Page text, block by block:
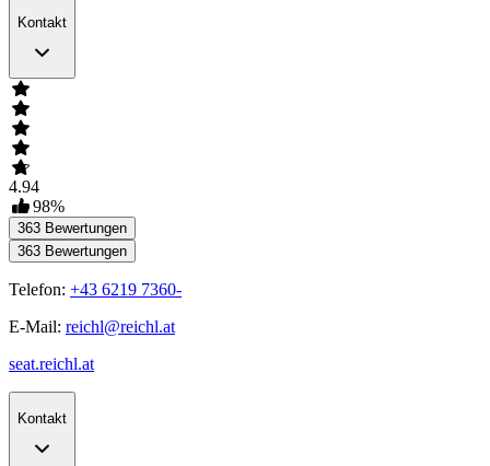
Kontakt
4.94
98%
363 Bewertungen
363 Bewertungen
Telefon: +43 6219 7360-
E-Mail: reichl@reichl.at
seat.reichl.at
Kontakt